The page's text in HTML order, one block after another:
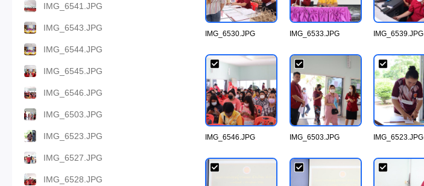
IMG_6541.JPG
IMG_6543.JPG
IMG_6544.JPG
IMG_6545.JPG
IMG_6546.JPG
IMG_6503.JPG
IMG_6523.JPG
IMG_6527.JPG
IMG_6528.JPG
IMG_6530.JPG IMG_6533.JPG IMG_6539.JPG
IMG_6546.JPG IMG_6503.JPG IMG_6523.JPG